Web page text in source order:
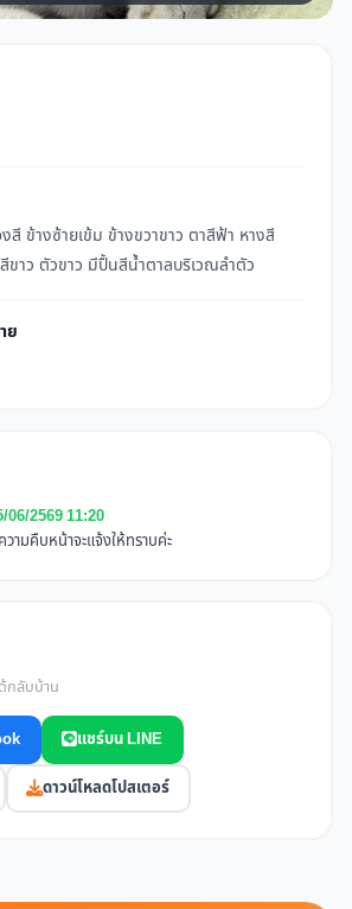
สี ข้างซ้ายเข้ม ข้างขวาขาว ตาสีฟ้า หางสี
ขาว ตัวขาว มีปื้นสีน้ำตาลบริเวณลำตัว
ย
06/2569 11:20
ามคืบหน้าจะแจ้งให้ทราบค่ะ
กลับบ้าน
แชร์บน LINE
ดาวน์โหลดโปสเตอร์